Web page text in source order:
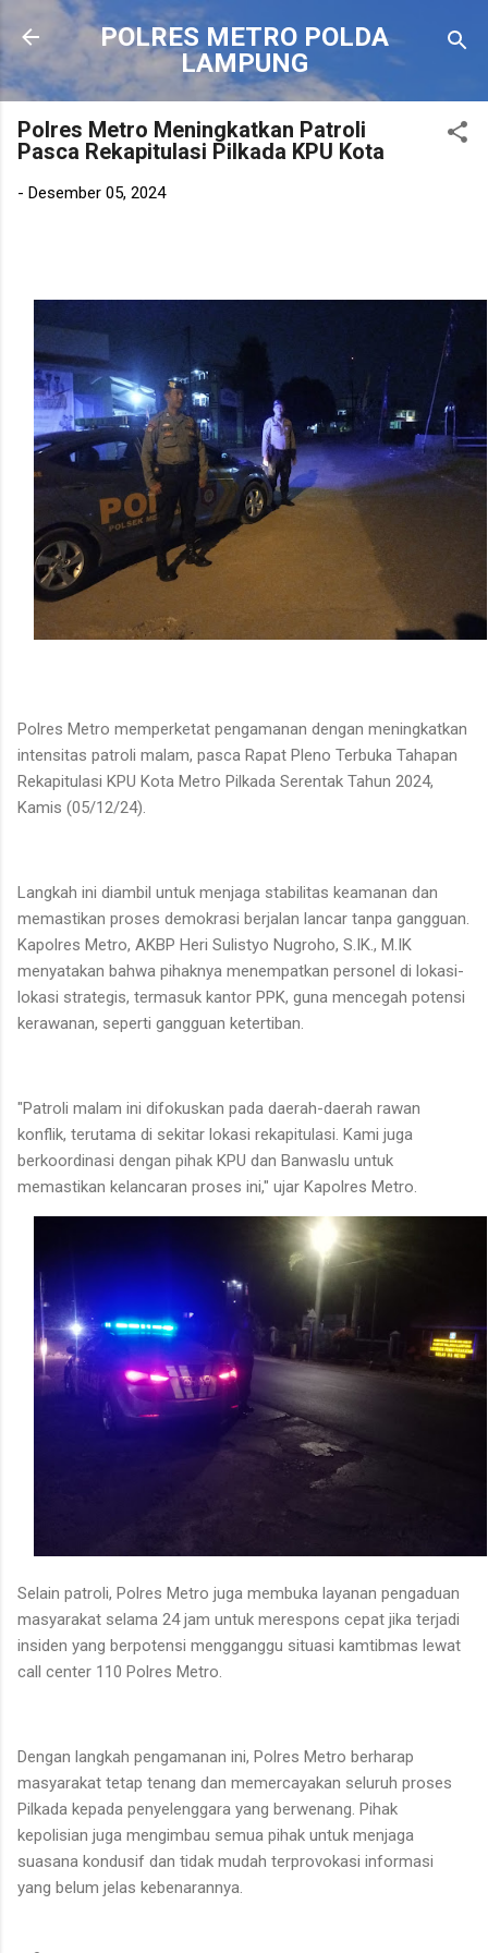
Langsung ke konten utama
POLRES METRO POLDA
LAMPUNG
Polres Metro Meningkatkan Patroli
Pasca Rekapitulasi Pilkada KPU Kota
- Desember 05, 2024
Polres Metro memperketat pengamanan dengan meningkatkan
intensitas patroli malam, pasca Rapat Pleno Terbuka Tahapan
Rekapitulasi KPU Kota Metro Pilkada Serentak Tahun 2024,
Kamis (05/12/24).
Langkah ini diambil untuk menjaga stabilitas keamanan dan
memastikan proses demokrasi berjalan lancar tanpa gangguan.
Kapolres Metro, AKBP Heri Sulistyo Nugroho, S.IK., M.IK
menyatakan bahwa pihaknya menempatkan personel di lokasi-
lokasi strategis, termasuk kantor PPK, guna mencegah potensi
kerawanan, seperti gangguan ketertiban.
"Patroli malam ini difokuskan pada daerah-daerah rawan
konflik, terutama di sekitar lokasi rekapitulasi. Kami juga
berkoordinasi dengan pihak KPU dan Banwaslu untuk
memastikan kelancaran proses ini," ujar Kapolres Metro.
Selain patroli, Polres Metro juga membuka layanan pengaduan
masyarakat selama 24 jam untuk merespons cepat jika terjadi
insiden yang berpotensi mengganggu situasi kamtibmas lewat
call center 110 Polres Metro.
Dengan langkah pengamanan ini, Polres Metro berharap
masyarakat tetap tenang dan memercayakan seluruh proses
Pilkada kepada penyelenggara yang berwenang. Pihak
kepolisian juga mengimbau semua pihak untuk menjaga
suasana kondusif dan tidak mudah terprovokasi informasi
yang belum jelas kebenarannya.